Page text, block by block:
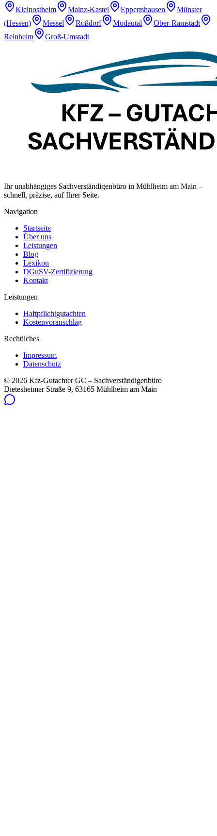
Kleinostheim Mainz-Kastel Eppertshausen
Münster
(Hessen)
Messel Roßdorf Modautal
Ober-Ramstadt
Reinheim
Groß-Umstadt
Ihr unabhängiges Sachverständigenbüro in Mühlheim am Main –
schnell, präzise, auf Ihrer Seite.
Navigation
Startseite
Über uns
Leistungen
Blog
Lexikon
DGuSV-Zertifizierung
Kontakt
Leistungen
Haftpflichtgutachten
Kostenvoranschlag
Rechtliches
Impressum
Datenschutz
© 2026 Kfz-Gutachter GC – Sachverständigenbüro
Dietesheimer Straße 9, 63165 Mühlheim am Main